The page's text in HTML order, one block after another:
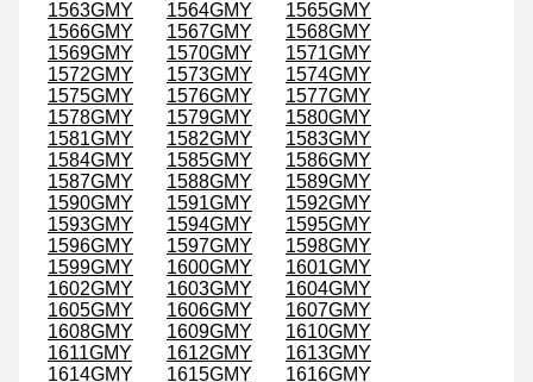
1563GMY
1564GMY
1565GMY
1566GMY
1567GMY
1568GMY
1569GMY
1570GMY
1571GMY
1572GMY
1573GMY
1574GMY
1575GMY
1576GMY
1577GMY
1578GMY
1579GMY
1580GMY
1581GMY
1582GMY
1583GMY
1584GMY
1585GMY
1586GMY
1587GMY
1588GMY
1589GMY
1590GMY
1591GMY
1592GMY
1593GMY
1594GMY
1595GMY
1596GMY
1597GMY
1598GMY
1599GMY
1600GMY
1601GMY
1602GMY
1603GMY
1604GMY
1605GMY
1606GMY
1607GMY
1608GMY
1609GMY
1610GMY
1611GMY
1612GMY
1613GMY
1614GMY
1615GMY
1616GMY